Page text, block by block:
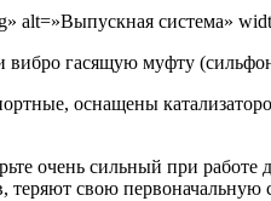
alt=»Выпускная система»
гасящую муфту
оснащены
очень сильный при работе
теряют свою